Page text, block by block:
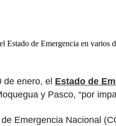
Estado de Emergencia en
de enero, el Estado de
y Pasco, “por
Emergencia Nacional